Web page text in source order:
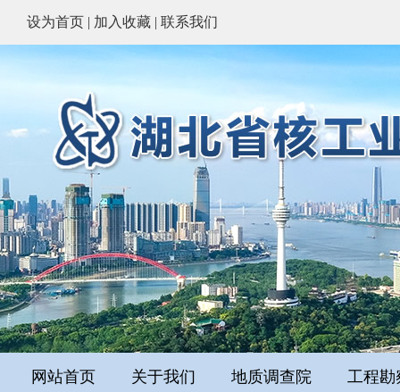
设为首页 | 加入收藏 | 联系我们
网站首页 关于我们 地质调查院 工程勘